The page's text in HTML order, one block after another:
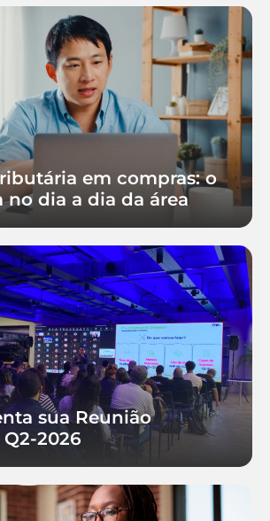
em compras: o
no dia a dia da área
sua Reunião
2026